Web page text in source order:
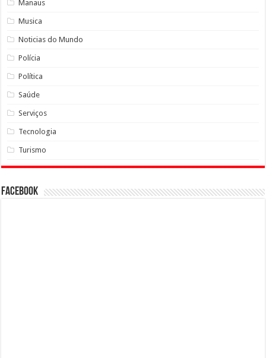
Manaus
Musica
Noticias do Mundo
Polícia
Política
Saúde
Serviços
Tecnologia
Turismo
Facebook